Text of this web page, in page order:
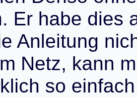
. Er habe dies
e Anleitung nic
m Netz, kann m
klich so einfach